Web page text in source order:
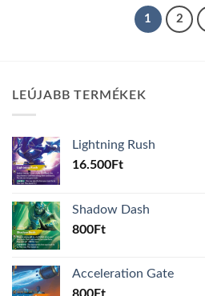
1 2
LEÚJABB TERMÉKEK
Lightning Rush
16.500Ft
Shadow Dash
800Ft
Acceleration Gate